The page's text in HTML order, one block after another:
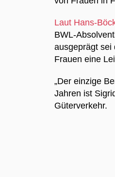
Laut Hans-
BWL-
ausgeprägt sei
Frauen eine
„Der einzige
Jahren ist
Güterverkehr.